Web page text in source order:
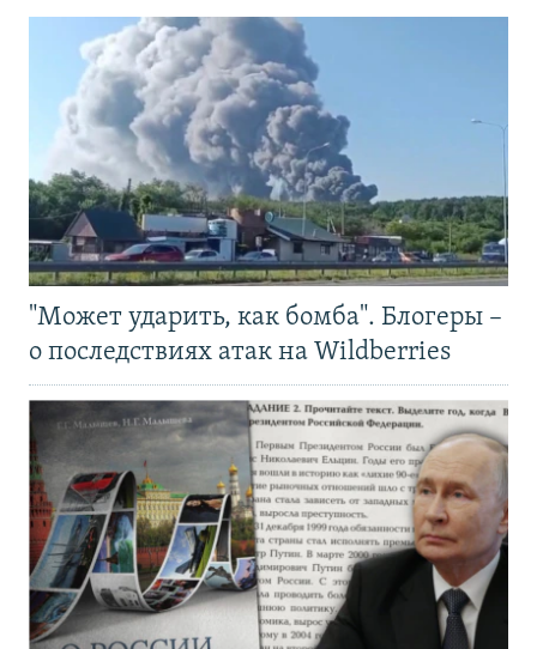
"Может ударить, как бомба". Блогеры –
о последствиях атак на Wildberries